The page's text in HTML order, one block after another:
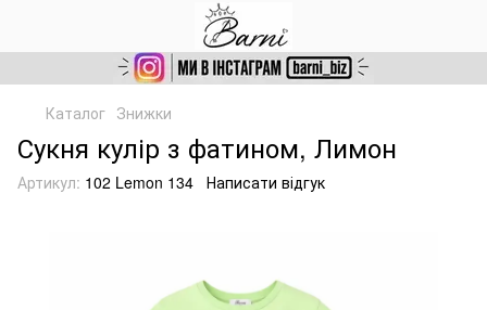
Каталог Знижки
Сукня кулір з фатином, Лимон
Артикул: 102 Lemon 134 Написати відгук